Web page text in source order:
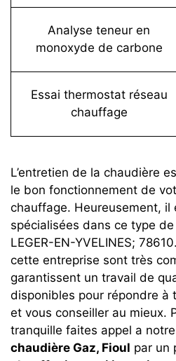
Analyse teneur en
monoxyde de carbone
Essai thermostat réseau
chauffage
L’entretien de la chaudière
le bon fonctionnement de
chauffage. Heureusement, il
spécialisées dans ce type
LEGER-EN-YVELINES;
cette entreprise sont très
garantissent un travail de
disponibles pour répondre à
et vous conseiller au mieux.
tranquille faites appel a
chaudière Gaz, Fioul par un